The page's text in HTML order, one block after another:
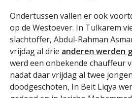
Ondertussen vallen er ook
op de Westoever. In Tulkarem
slachtoffer, Abdul-Rahman
vrijdag al drie anderen werden
werd een onbekende chauffeur
nadat daar vrijdag al twee
doodgeschoten, In Beit Liqya